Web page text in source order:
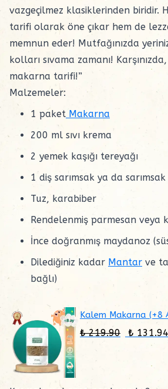
vazgeçilmez klasiklerinden biridir.
tarifi olarak öne çıkar hem de
memnun eder! Mutfağınızda
kolları sıvama zamanı!
makarna tarifi!”
Malzemeler:
1 paket Makarna
200 ml sıvı krema
2 yemek kaşığı tereyağı
1 diş sarımsak ya da
Tuz, karabiber
Rendelenmiş parmesan veya
İnce doğranmış maydanoz
Dilediğiniz kadar Mantar ve
bağlı)
Kalem Makarna (+8
₺ 219.90 ₺ 131.94